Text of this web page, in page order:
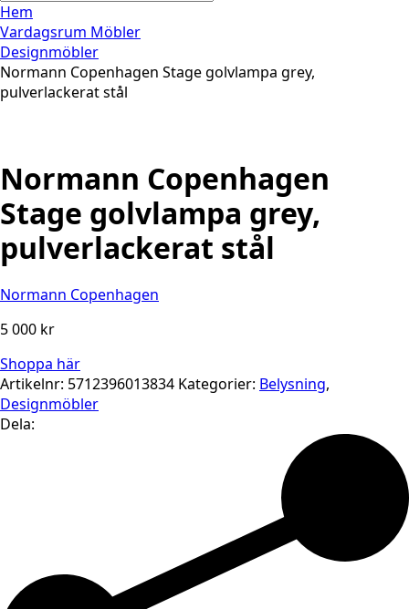
Hem
Vardagsrum Möbler
Designmöbler
Normann Copenhagen Stage golvlampa grey,
pulverlackerat stål
Normann Copenhagen
Stage golvlampa grey,
pulverlackerat stål
Normann Copenhagen
5 000 kr
Shoppa här
Artikelnr: 5712396013834 Kategorier: Belysning,
Designmöbler
Dela: